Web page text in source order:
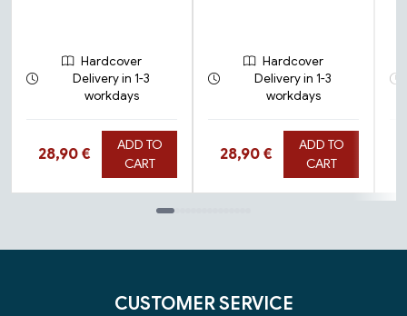
Hardcover
Delivery in 1-3
workdays
Hinta nyt
28,90 €
ADD TO
CART
Hardcover
Delivery in 1-3
workdays
Hinta nyt
28,90 €
ADD TO
CART
CUSTOMER SERVICE